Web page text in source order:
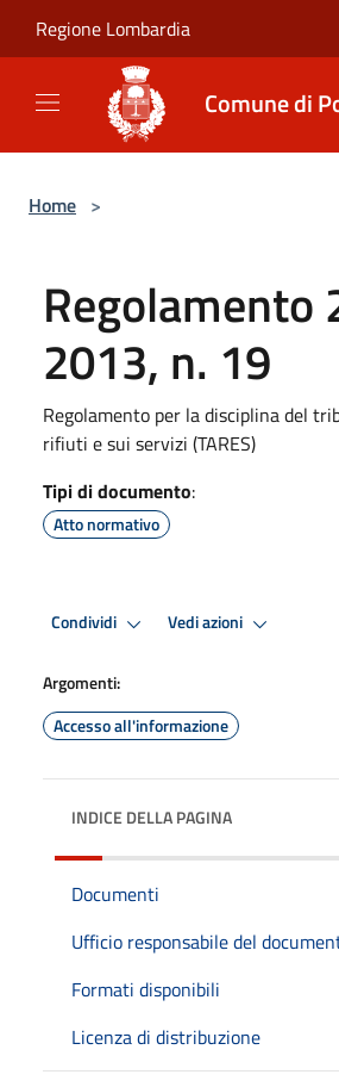
Regione Lombardia
Comune di
Home >
Regolamento
2013, n. 19
Regolamento per la disciplina del
rifiuti e sui servizi (TARES)
Tipi di documento:
Atto normativo
Condividi Vedi azioni
Argomenti:
Accesso all'informazione
INDICE DELLA PAGINA
Documenti
Ufficio responsabile del
Formati disponibili
Licenza di distribuzione